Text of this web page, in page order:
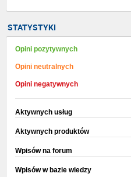
STATYSTYKI
Opini pozytywnych
Opini neutralnych
Opini negatywnych
Aktywnych usług
Aktywnych produktów
Wpisów na forum
Wpisów w bazie wiedzy